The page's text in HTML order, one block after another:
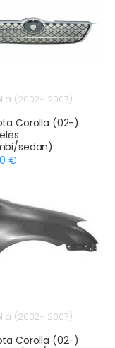
(2002- 2007)
Corolla (02-)
sedan)
€
(2002- 2007)
Corolla (02-)